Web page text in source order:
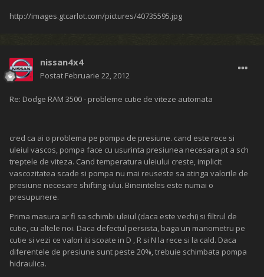
http://images.gtcarlot.com/pictures/40735595.jpg
nissan4x4
Postat Februarie 22, 2012
Re: Dodge RAM 3500 - probleme cutie de viteze automata
cred ca ai o problema pe pompa de presiune. cand este rece si
uleiul vascos, pompa face cu usurinta presiunea necesara pt a sch
treptele de viteza. Cand temperatura uleiului creste, implicit
vascozitatea scade si pompa nu mai reuseste sa atinga valorile de
presiune necesare shifting-ului. Bineinteles este numai o
presupunere.
Prima masura ar fi sa schimbi uleiul (daca este vechi) si filtrul de
cutie, cu altele noi. Daca defectul persista, baga un manometru pe
cutie si vezi ce valori iti scoate in D , R si N la rece si la cald. Daca
diferentele de presiune sunt peste 20%, trebuie schimbata pompa
hidraulica.